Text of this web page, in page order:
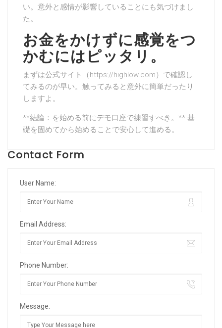
い。意外と感情が影響していることにも気づけまし
た。
お金をかけずに感覚をつ
かむにはピッタリ。
まずは公式サイト（https://highlow.com）で確認し
てみるのが早い。触ってみると意外に簡単だったり
しますよ。
**結論：を始める前にデモ口座で練習すべき。** 基
礎を固めてから始めることで安心して進める。
Contact Form
User Name:
Email Address:
Phone Number:
Message: